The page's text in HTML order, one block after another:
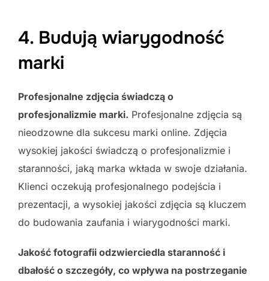
4. Budują wiarygodność
marki
Profesjonalne zdjęcia świadczą o
profesjonalizmie marki. Profesjonalne zdjęcia są
nieodzowne dla sukcesu marki online. Zdjęcia
wysokiej jakości świadczą o profesjonalizmie i
staranności, jaką marka wkłada w swoje działania.
Klienci oczekują profesjonalnego podejścia i
prezentacji, a wysokiej jakości zdjęcia są kluczem
do budowania zaufania i wiarygodności marki.
Jakość fotografii odzwierciedla staranność i
dbałość o szczegóły, co wpływa na postrzeganie